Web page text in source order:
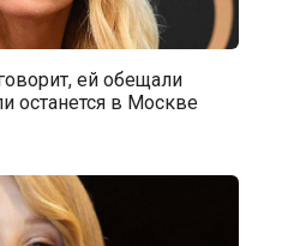
ей обещали
останется в Москве